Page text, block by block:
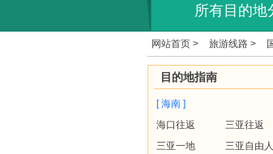
所有目的地
网站首页 > 旅游线路 >
目的地指南
[ 海南 ]
海口往返
三亚往返
三亚一地
三亚自由人